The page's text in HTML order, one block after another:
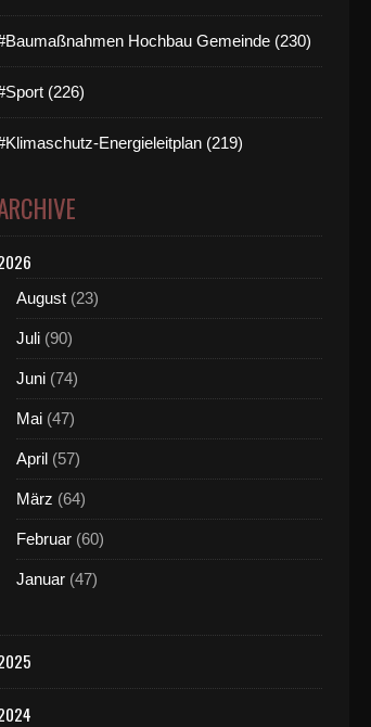
Hochbau Gemeinde (230)
(226)
Energieleitplan (219)
August (23)
Juli (90)
Juni (74)
Mai (47)
April (57)
März (64)
Februar (60)
Januar (47)